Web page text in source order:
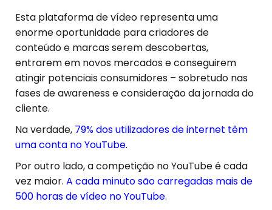
Esta plataforma de vídeo representa uma
enorme oportunidade para criadores de
conteúdo e marcas serem descobertas,
entrarem em novos mercados e conseguirem
atingir potenciais consumidores – sobretudo nas
fases de awareness e consideração da jornada do
cliente.
Na verdade, 79% dos utilizadores de internet têm
uma conta no YouTube.
Por outro lado, a competição no YouTube é cada
vez maior. A cada minuto são carregadas mais de
500 horas de vídeo no YouTube.